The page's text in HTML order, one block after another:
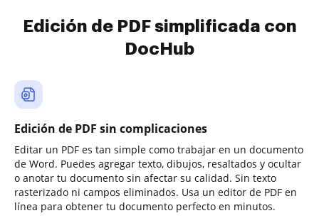
Edición de PDF simplificada con
DocHub
Edición de PDF sin complicaciones
Editar un PDF es tan simple como trabajar en un documento
de Word. Puedes agregar texto, dibujos, resaltados y ocultar
o anotar tu documento sin afectar su calidad. Sin texto
rasterizado ni campos eliminados. Usa un editor de PDF en
línea para obtener tu documento perfecto en minutos.